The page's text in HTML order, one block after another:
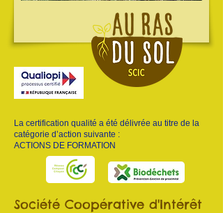
La certification qualité a été délivrée au titre de la
catégorie d’action suivante :
ACTIONS DE FORMATION
Société Coopérative d'Intérêt